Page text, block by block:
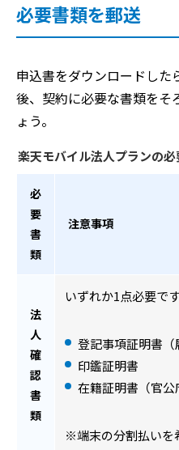
必要書類を郵送
申込書をダウンロードした
後、契約に必要な書類をそ
ょう。
楽天モバイル法人プランの
必
要
書
類
注意事項
法
人
確
認
書
類
いずれか1点必要です
登記事項証明書
印鑑証明書
在籍証明書（官公
※端末の分割払いを